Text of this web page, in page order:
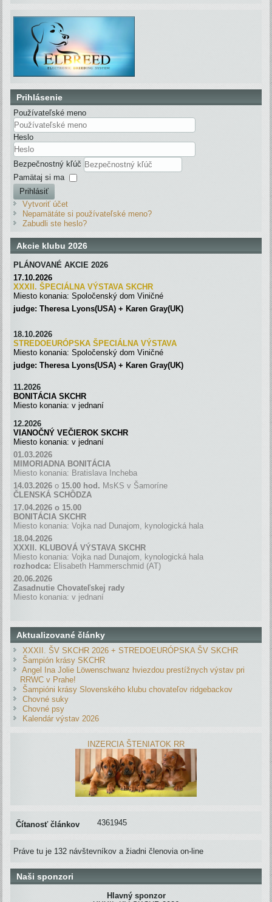
Prihlásenie
Používateľské meno
Heslo
Bezpečnostný kľúč
Pamätaj si ma
Prihlásiť
Vytvoriť účet
Nepamätáte si používateľské meno?
Zabudli ste heslo?
Akcie klubu 2026
PLÁNOVANÉ AKCIE 2026
17.10.2026
XXXII. ŠPECIÁLNA VÝSTAVA SKCHR
Miesto konania: Spoločenský dom Viničné
judge: Theresa Lyons(USA) + Karen Gray(UK)
18.10.2026
STREDOEURÓPSKA ŠPECIÁLNA VÝSTAVA
Miesto konania: Spoločenský dom Viničné
judge: Theresa Lyons(USA) + Karen Gray(UK)
11.2026
BONITÁCIA SKCHR
Miesto konania: v jednaní
12.2026
VIANOČNÝ VEČIEROK SKCHR
Miesto konania: v jednaní
01.03.2026
MIMORIADNA BONITÁCIA
Miesto konania: Bratislava Incheba
14.03.2026 o 15.00 hod. MsKS v Šamoríne
ČLENSKÁ SCHÔDZA
17.04.2026 o 15.00
BONITÁCIA SKCHR
Miesto konania: Vojka nad Dunajom, kynologická hala
18.04.2026
XXXII. KLUBOVÁ VÝSTAVA SKCHR
Miesto konania: Vojka nad Dunajom, kynologická hala
rozhodca: Elisabeth Hammerschmid (AT)
20.06.2026
Zasadnutie Chovateľskej rady
Miesto konania: v jednaní
Aktualizované články
XXXII. ŠV SKCHR 2026 + STREDOEURÓPSKA ŠV SKCHR
Šampión krásy SKCHR
Angel Ina Jolie Löwenschwanz hviezdou prestížnych výstav pri
RRWC v Prahe!
Šampióni krásy Slovenského klubu chovateľov ridgebackov
Chovné suky
Chovné psy
Kalendár výstav 2026
INZERCIA ŠTENIATOK RR
Čítanosť článkov 4361945
Práve tu je 132 návštevníkov a žiadni členovia on-line
Naši sponzori
Hlavný sponzor